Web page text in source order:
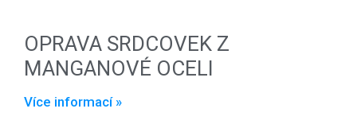
OPRAVA SRDCOVEK Z
MANGANOVÉ OCELI
Více informací »